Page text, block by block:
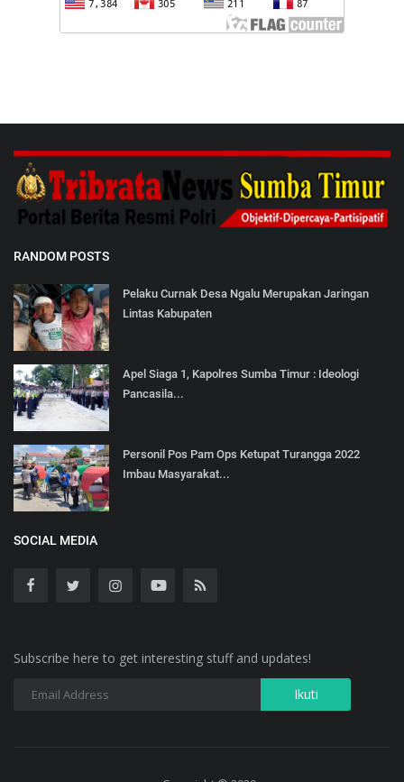
RANDOM POSTS
Pelaku Curnak Desa Ngalu Merupakan Jaringan
Lintas Kabupaten
Apel Siaga 1, Kapolres Sumba Timur : Ideologi
Pancasila...
Personil Pos Pam Ops Ketupat Turangga 2022
Imbau Masyarakat...
SOCIAL MEDIA
Subscribe here to get interesting stuff and updates!